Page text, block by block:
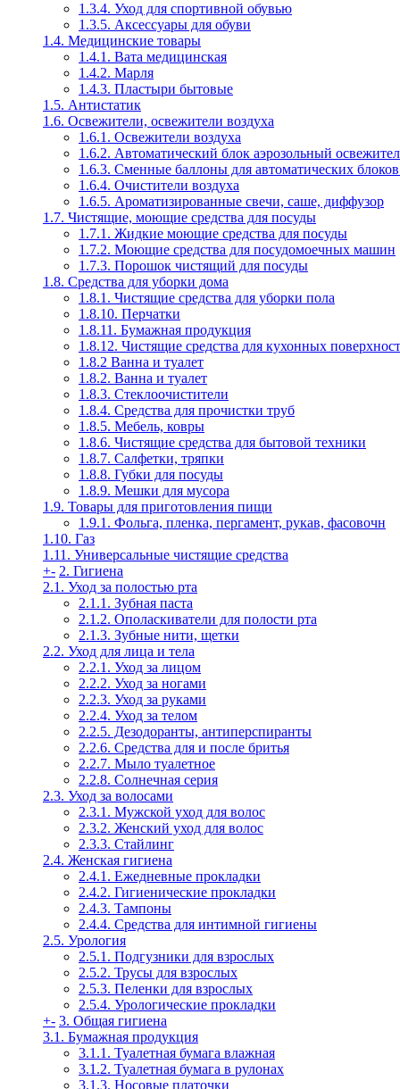
1.3.4. Уход для спортивной обувью
1.3.5. Аксессуары для обуви
1.4. Медицинские товары
1.4.1. Вата медицинская
1.4.2. Марля
1.4.3. Пластыри бытовые
1.5. Антистатик
1.6. Освежители, освежители воздуха
1.6.1. Освежители воздуха
1.6.2. Автоматический блок аэрозольный
1.6.3. Сменные баллоны для автоматических
1.6.4. Очистители воздуха
1.6.5. Ароматизированные свечи, саше, диффузор
1.7. Чистящие, моющие средства для посуды
1.7.1. Жидкие моющие средства для посуды
1.7.2. Моющие средства для посудомоечных машин
1.7.3. Порошок чистящий для посуды
1.8. Средства для уборки дома
1.8.1. Чистящие средства для уборки пола
1.8.10. Перчатки
1.8.11. Бумажная продукция
1.8.12. Чистящие средства для кухонных
1.8.2 Ванна и туалет
1.8.2. Ванна и туалет
1.8.3. Стеклоочистители
1.8.4. Средства для прочистки труб
1.8.5. Мебель, ковры
1.8.6. Чистящие средства для бытовой техники
1.8.7. Салфетки, тряпки
1.8.8. Губки для посуды
1.8.9. Мешки для мусора
1.9. Товары для приготовления пищи
1.9.1. Фольга, пленка, пергамент, рукав, фасовочн
1.10. Газ
1.11. Универсальные чистящие средства
+- 2. Гигиена
2.1. Уход за полостью рта
2.1.1. Зубная паста
2.1.2. Ополаскиватели для полости рта
2.1.3. Зубные нити, щетки
2.2. Уход для лица и тела
2.2.1. Уход за лицом
2.2.2. Уход за ногами
2.2.3. Уход за руками
2.2.4. Уход за телом
2.2.5. Дезодоранты, антиперспиранты
2.2.6. Средства для и после бритья
2.2.7. Мыло туалетное
2.2.8. Солнечная серия
2.3. Уход за волосами
2.3.1. Мужской уход для волос
2.3.2. Женский уход для волос
2.3.3. Стайлинг
2.4. Женская гигиена
2.4.1. Ежедневные прокладки
2.4.2. Гигиенические прокладки
2.4.3. Тампоны
2.4.4. Средства для интимной гигиены
2.5. Урология
2.5.1. Подгузники для взрослых
2.5.2. Трусы для взрослых
2.5.3. Пеленки для взрослых
2.5.4. Урологические прокладки
+- 3. Общая гигиена
3.1. Бумажная продукция
3.1.1. Туалетная бумага влажная
3.1.2. Туалетная бумага в рулонах
3.1.3. Носовые платочки